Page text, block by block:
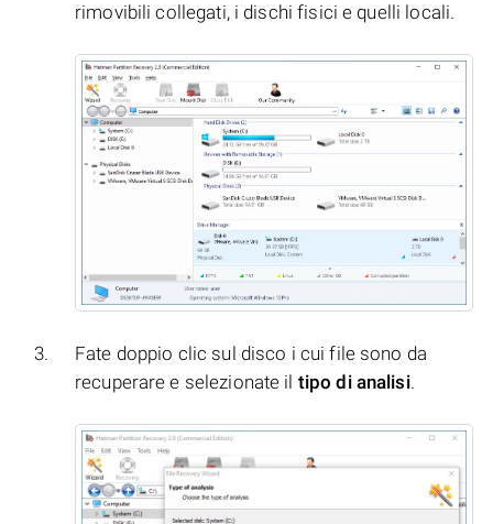
rimovibili collegati, i dischi fisici e quelli locali.
Fate doppio clic sul disco i cui file sono da
recuperare e selezionate il tipo di analisi.